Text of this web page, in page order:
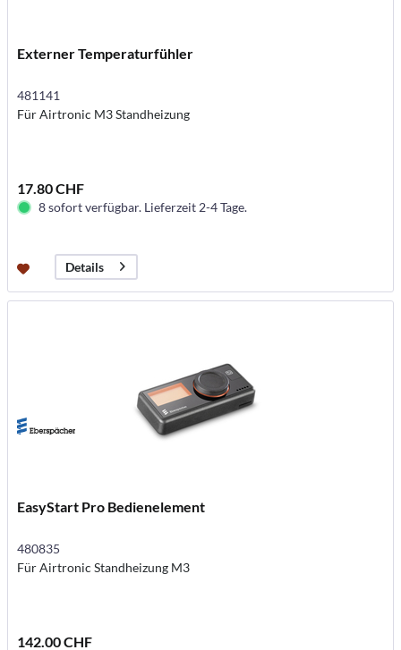
Externer Temperaturfühler
481141
Für Airtronic M3 Standheizung
17.80 CHF
8 sofort verfügbar. Lieferzeit 2-4 Tage.
Details
EasyStart Pro Bedienelement
480835
Für Airtronic Standheizung M3
142.00 CHF